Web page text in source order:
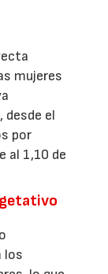
mujeres
desde el
por
al 1,10 de
los